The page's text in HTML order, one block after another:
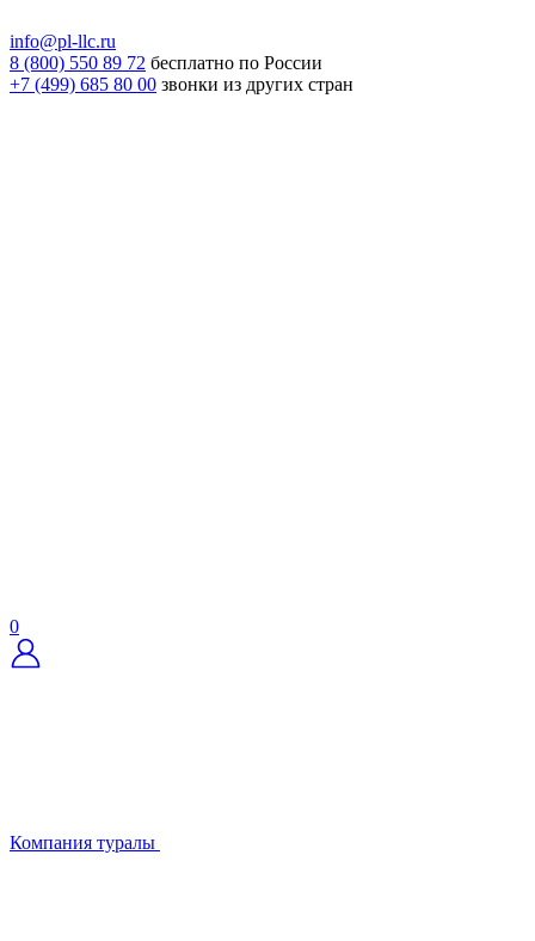
info@pl-llc.ru
8 (800) 550 89 72 бесплатно по России
+7 (499) 685 80 00 звонки из других стран
0
Компания туралы